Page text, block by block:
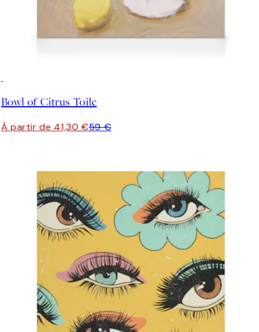
Bowl of Citrus Toile
À partir de 41,30 €59 €